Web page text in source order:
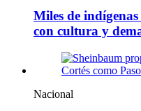
Miles de
con cultura y
Nacional